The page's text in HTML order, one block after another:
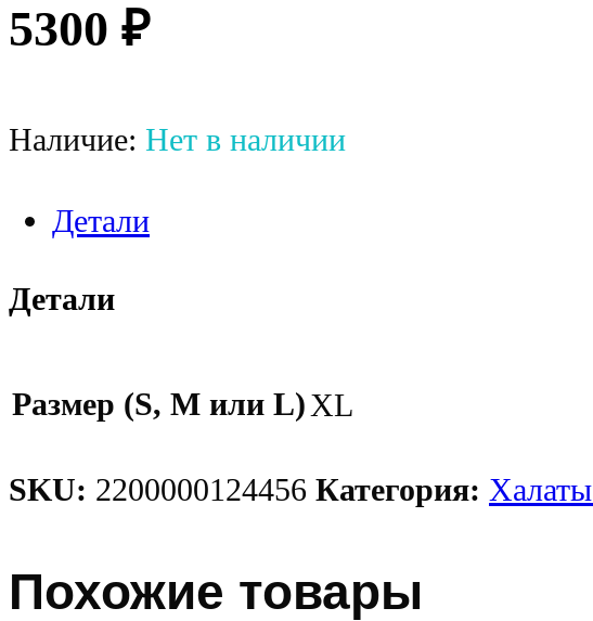
5300 ₽
Наличие: Нет в наличии
Детали
Детали
Размер (S, M или L)XL
SKU: 2200000124456 Категория:
Похожие товары